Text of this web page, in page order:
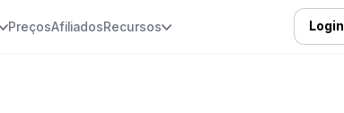
PreçosAfiliadosRecursos Login